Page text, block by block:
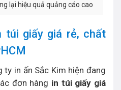
lại hiệu quả quảng cáo cao
túi giấy giá rẻ, chất
ty in ấn Sắc Kim hiện đang
đơn hàng in túi giấy giá